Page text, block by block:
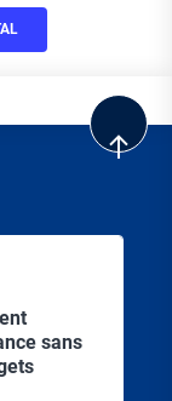
sans